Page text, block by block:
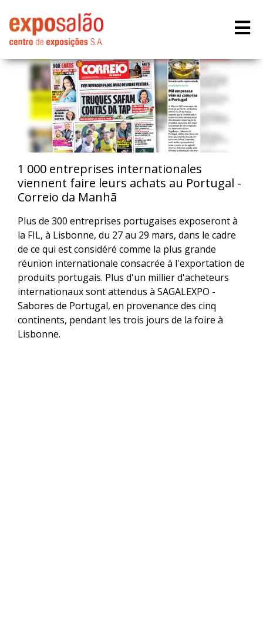
1 000 entreprises internationales
viennent faire leurs achats au Portugal -
Correio da Manhã
Plus de 300 entreprises portugaises exposeront à
la FIL, à Lisbonne, du 27 au 29 mars, dans le cadre
de ce qui est considéré comme la plus grande
réunion internationale consacrée à l'exportation de
produits portugais. Plus d'un millier d'acheteurs
internationaux sont attendus à SAGALEXPO -
Sabores de Portugal, en provenance des cinq
continents, pendant les trois jours de la foire à
Lisbonne.